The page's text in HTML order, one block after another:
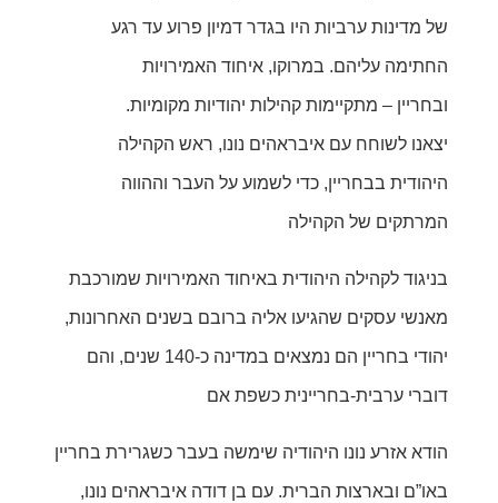
של מדינות ערביות היו בגדר דמיון פרוע עד רגע
החתימה עליהם. במרוקו, איחוד האמירויות
ובחריין – מתקיימות קהילות יהודיות מקומיות.
יצאנו לשוחח עם איבראהים נונו, ראש הקהילה
היהודית בבחריין, כדי לשמוע על העבר וההווה
המרתקים של הקהילה
בניגוד לקהילה היהודית באיחוד האמירויות שמורכבת
מאנשי עסקים שהגיעו אליה ברובם בשנים האחרונות,
יהודי בחריין הם נמצאים במדינה כ-140 שנים, והם
דוברי ערבית-בחריינית כשפת אם
הודא אזרע נונו היהודיה שימשה בעבר כשגרירת בחריין
באו”ם ובארצות הברית. עם בן דודה איבראהים נונו,